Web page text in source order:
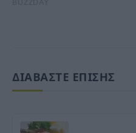
ΔΙΑΒΑΣΤΕ ΕΠΙΣΗΣ